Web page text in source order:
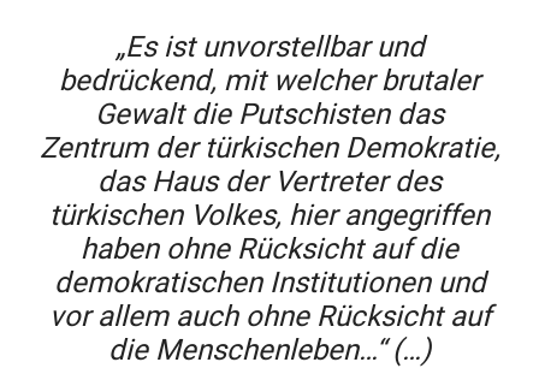
„Es ist unvorstellbar und
bedrückend, mit welcher brutaler
Gewalt die Putschisten das
Zentrum der türkischen Demokratie,
das Haus der Vertreter des
türkischen Volkes, hier angegriffen
haben ohne Rücksicht auf die
demokratischen Institutionen und
vor allem auch ohne Rücksicht auf
die Menschenleben…“ (…)